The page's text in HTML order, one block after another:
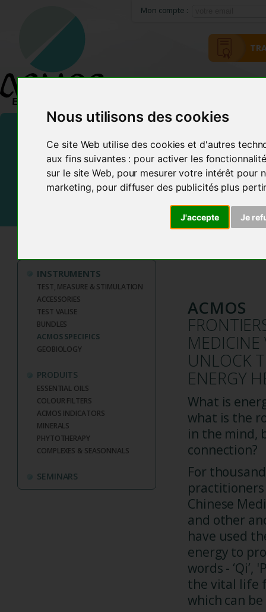
Nous utilisons des cookies
Ce site Web utilise des cookies et d'autres
aux fins suivantes : pour activer les
sur le site Web, pour mesurer votre intérêt pour
marketing, pour diffuser des publicités plus
J'accepte Je
Mon compte :
INSTRUMENTS
TEST, MEASURE & STIMULATION
ACCESSORIES
TEST VALISE
BUNDLES
ACMOS SPECIFICS
GEOBIOLOGY
PRODUITS
ESSENTIAL OILS
COLOUR FILTERS
ACMOS INDICATORS
MINERALS
PHYTOTHERAPY
COMPLEXES & SEASONNALS
SEMINARS
ACMOS
MEDICINE
UNLOCK
ENERGY
What is
what is the
in the mind,
connection?
For
Chinese
and other
have used
energy to
words -
the vital life
which can